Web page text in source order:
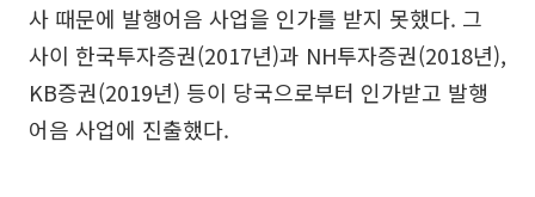
사 때문에 발행어음 사업을 인가를 받지 못했다. 그
사이 한국투자증권(2017년)과 NH투자증권(2018년),
KB증권(2019년) 등이 당국으로부터 인가받고 발행
어음 사업에 진출했다.